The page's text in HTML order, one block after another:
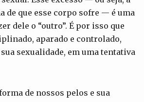
de que esse corpo sofre — é uma
dele o “outro”. É por isso que
aparado e controlado,
sexualidade, em uma tentativa
de nossos pelos e sua